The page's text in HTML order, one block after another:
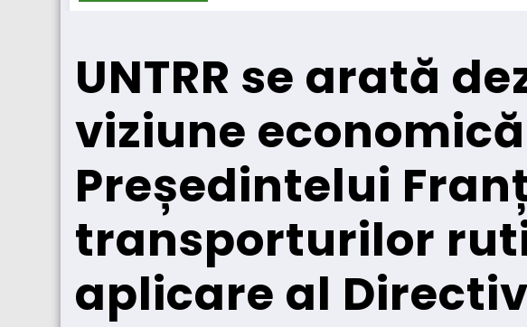
UNTRR se arată
viziune
Președintelui
transporturilor
aplicare al